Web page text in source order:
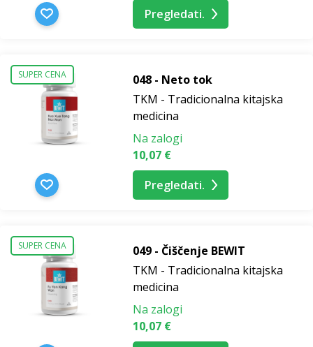
Pregledati.
SUPER CENA
048 - Neto tok
TKM - Tradicionalna kitajska
medicina
Na zalogi
10,07 €
Pregledati.
SUPER CENA
049 - Čiščenje BEWIT
TKM - Tradicionalna kitajska
medicina
Na zalogi
10,07 €